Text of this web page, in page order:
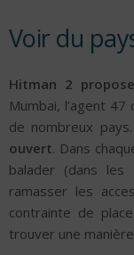
Voir du
Hitman 2
Mumbai, l’agent
de nombreux pays.
ouvert. Dans
balader (dans
ramasser les
contrainte de
trouver une